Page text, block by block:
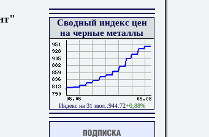
Сводный индекс цен
на черные металлы
Индекс на 31 июл.:944.72+0,88%